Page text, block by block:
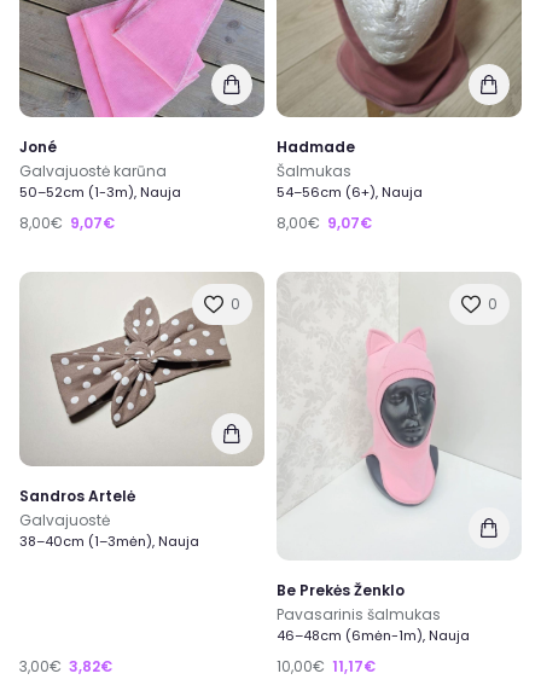
Joné
Galvajuostė karūna
50–52cm (1-3m), Nauja
8,00€ 9,07€
Hadmade
Šalmukas
54–56cm (6+), Nauja
8,00€ 9,07€
0
Sandros Artelė
Galvajuostė
38–40cm (1–3mėn), Nauja
3,00€ 3,82€
0
Be Prekės Ženklo
Pavasarinis šalmukas
46–48cm (6mėn-1m), Nauja
10,00€ 11,17€